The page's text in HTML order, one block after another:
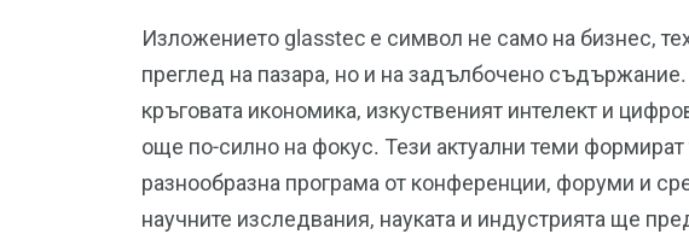
Изложението glasstec е символ не само на бизнес,
преглед на пазара, но и на задълбочено
кръговата икономика, изкуственият интелект и
още по-силно на фокус. Тези актуални теми формират
разнообразна програма от конференции, форуми и
научните изследвания, науката и индустрията ще